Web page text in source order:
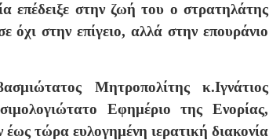
επέδειξε στην ζωή του ο στρατηλάτης
στην επίγειο, αλλά στην επουράνιο
Μητροπολίτης κ.Ιγνάτιος
Εφημέριο της Ενορίας,
τώρα ευλογημένη ιερατική διακονία